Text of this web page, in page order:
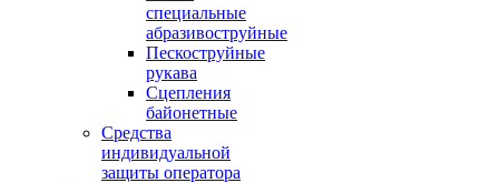
специальные
абразивоструйные
Пескоструйные
рукава
Сцепления
байонетные
Средства
индивидуальной
защиты оператора